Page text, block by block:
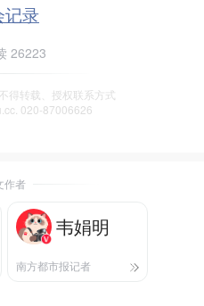
记录
26223
得转载、授权联系方式
020-87006626
作者
韦娟明
南方都市报记者